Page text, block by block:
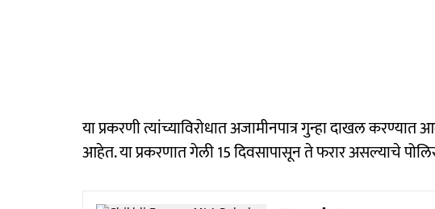
या प्रकरणी त्यांच्याविरोधात अजामीनपात्र गुन्हा दाखल
आहेत. या प्रकरणात गेली 15 दिवसापासून ते फरार असल्याचे